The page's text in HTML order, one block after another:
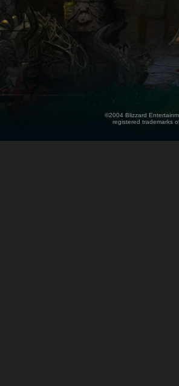
©2004 Blizzard
registered trademarks